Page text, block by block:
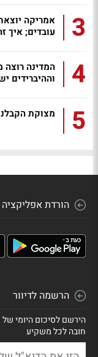
3
עובדים; איך
4
המדינה
וההיברידים
5 מצוקת
הורדת אפליקציה
הרשמה לדיוור
הירשם לסיכום היומי של
חובה לכל משקיע